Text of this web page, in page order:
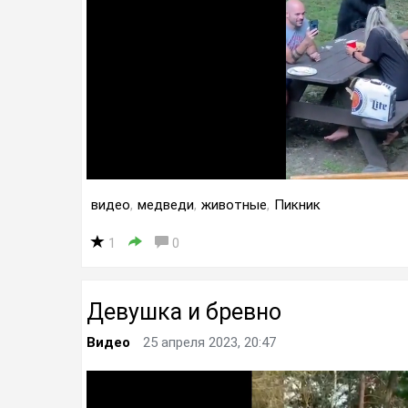
видео, медведи, животные, Пикник
1 0
Девушка и бревно
Видео 25 апреля 2023, 20:47